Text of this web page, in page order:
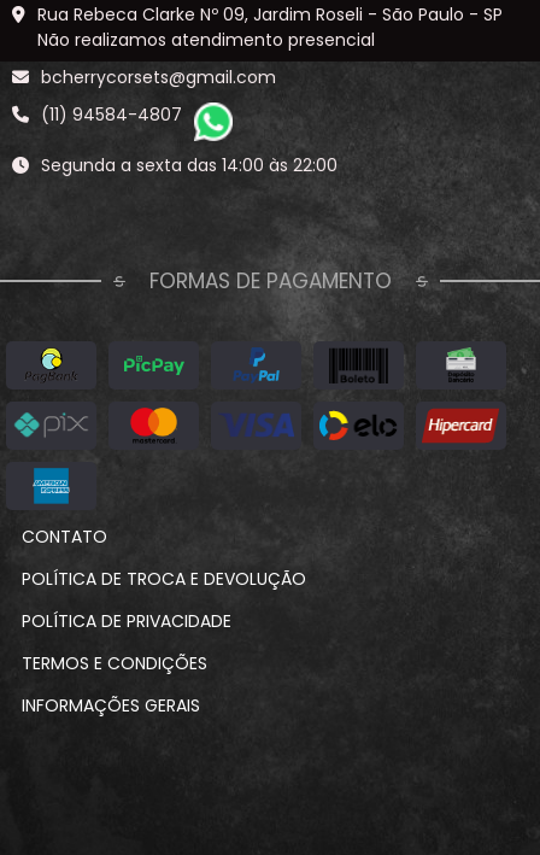
Rua Rebeca Clarke Nº 09, Jardim Roseli - São Paulo - SP
Não realizamos atendimento presencial
bcherrycorsets@gmail.com
(11) 94584-4807
Segunda a sexta das 14:00 às 22:00
FORMAS DE PAGAMENTO
CONTATO
POLÍTICA DE TROCA E DEVOLUÇÃO
POLÍTICA DE PRIVACIDADE
TERMOS E CONDIÇÕES
INFORMAÇÕES GERAIS